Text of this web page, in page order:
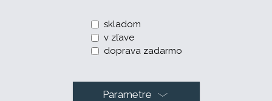
skladom
v zľave
doprava zadarmo
Parametre